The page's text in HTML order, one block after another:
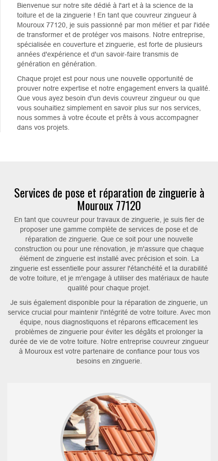
Bienvenue sur notre site dédié à l'art et à la science de la
toiture et de la zinguerie ! En tant que couvreur zingueur à
Mouroux 77120, je suis passionné par mon métier et par l'idée
de transformer et de protéger vos maisons. Notre entreprise,
spécialisée en couverture et zinguerie, est forte de plusieurs
années d'expérience et d'un savoir-faire transmis de
génération en génération.
Chaque projet est pour nous une nouvelle opportunité de
prouver notre expertise et notre engagement envers la qualité.
Que vous ayez besoin d'un devis couvreur zingueur ou que
vous souhaitiez simplement en savoir plus sur nos services,
nous sommes à votre écoute et prêts à vous accompagner
dans vos projets.
Services de pose et réparation de zinguerie à
Mouroux 77120
En tant que couvreur pour travaux de zinguerie, je suis fier de
proposer une gamme complète de services de pose et de
réparation de zinguerie. Que ce soit pour une nouvelle
construction ou pour une rénovation, je m'assure que chaque
élément de zinguerie est installé avec précision et soin. La
zinguerie est essentielle pour assurer l'étanchéité et la durabilité
de votre toiture, et je m'engage à utiliser des matériaux de haute
qualité pour chaque projet.
Je suis également disponible pour la réparation de zinguerie, un
service crucial pour maintenir l'intégrité de votre toiture. Avec mon
équipe, nous diagnostiquons et réparons efficacement les
problèmes de zinguerie pour éviter les dégâts et prolonger la
durée de vie de votre toiture. Notre entreprise couvreur zingueur
à Mouroux est votre partenaire de confiance pour tous vos
besoins en zinguerie.